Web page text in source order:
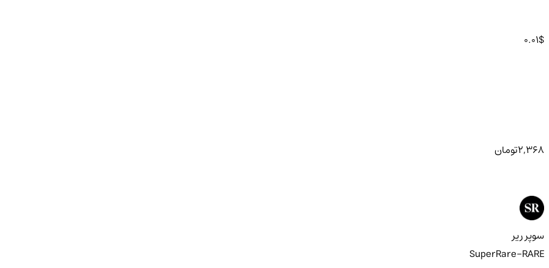
0.01$
2,368تومان
سوپر ریر
SuperRare-RARE